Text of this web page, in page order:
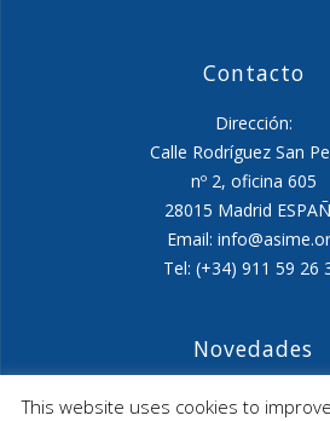
Contacto
Dirección:
Calle Rodríguez San
nº 2, oficina 605
28015 Madrid
Email:
Tel: (+34) 911 59 26
Novedades
Agenda ASIME-Ultimo
This website uses cookies to